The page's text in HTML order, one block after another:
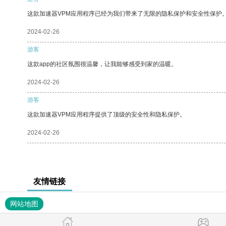
这款加速器VPM应用程序已经为我们带来了无限的隐私保护和安全性保护
2024-02-26
游客
这款app的社区氛围很温馨，让我能够感受到家的温暖。
2024-02-26
游客
这款加速器VPM应用程序提供了顶级的安全性和隐私保护。
2024-02-26
友情链接
网站地图